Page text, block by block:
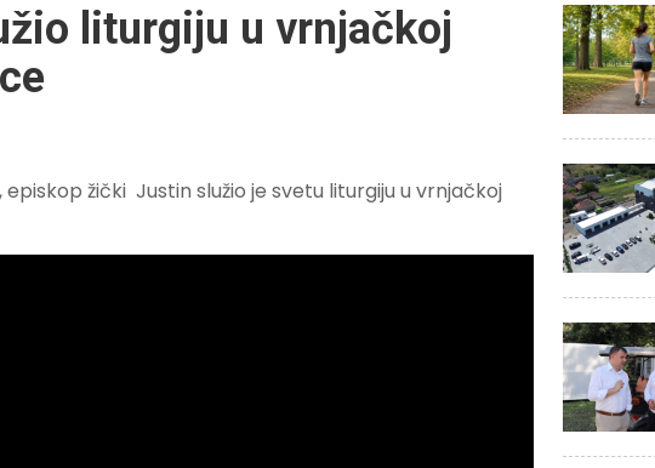
liturgiju u vrnjačkoj
žički Justin služio je svetu liturgiju u vrnjačkoj